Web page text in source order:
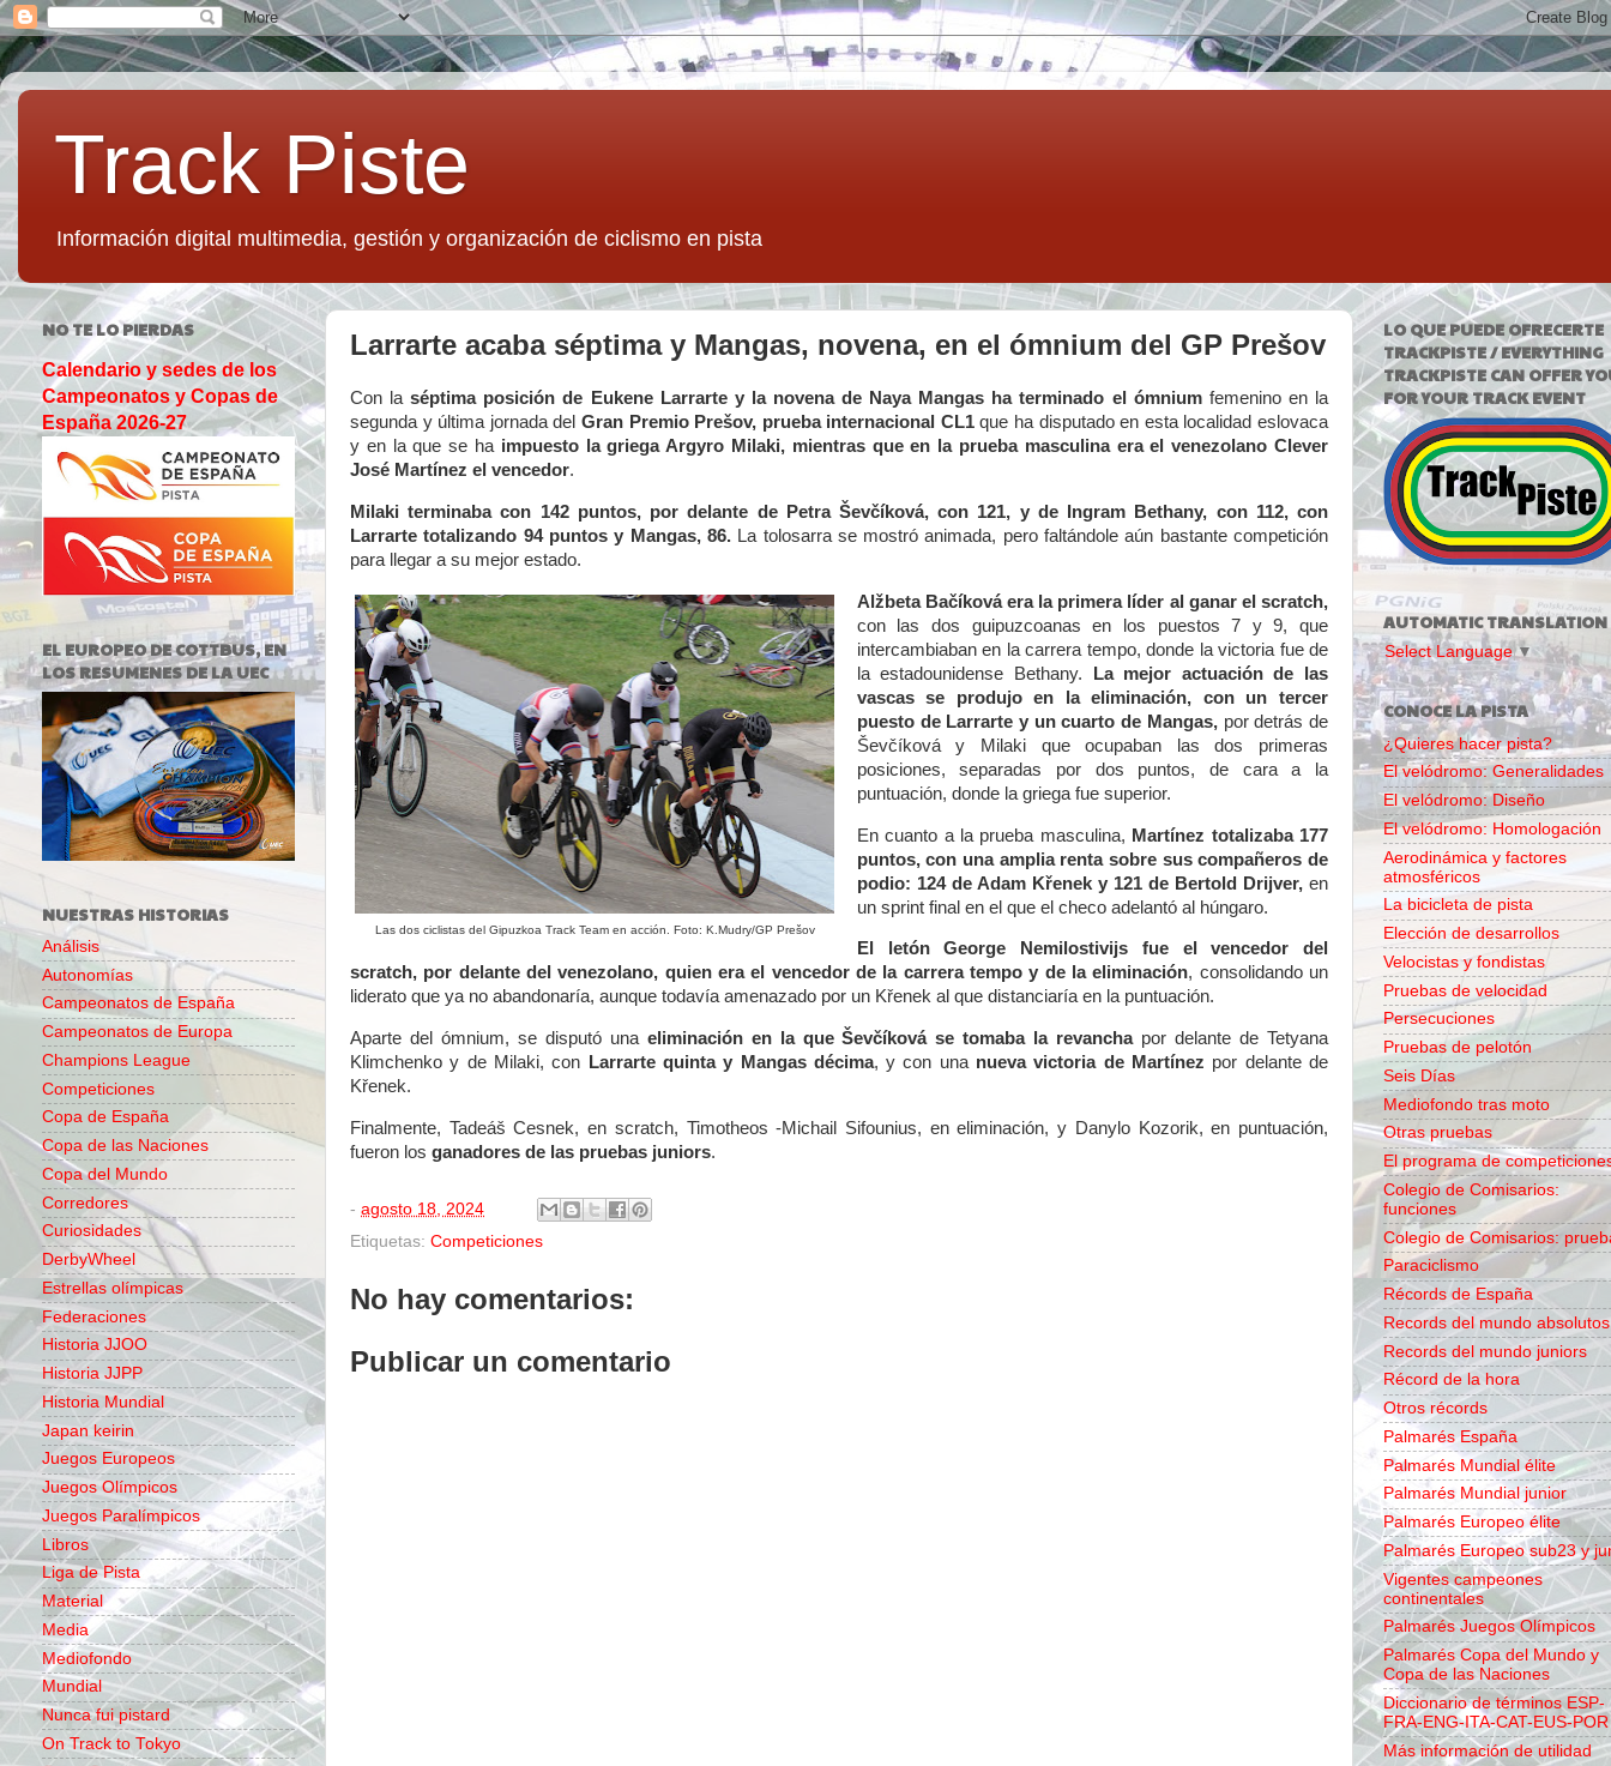
Track Piste
Información digital multimedia, gestión y organización de ciclismo en pista
Larrarte acaba séptima y Mangas, novena, en el ómnium del GP Prešov
Con laséptima posición de Eukene Larrarte y la novena de Naya Mangas ha terminado el ómnium femenino en la
segunda y última jornada del Gran Premio Prešov, prueba internacional CL1que ha disputado en esta localidad eslovaca
y en la que se ha impuesto la griega Argyro Milaki, mientras que en la prueba masculina era el venezolano Clever
José Martínez el vencedor.
Milaki terminaba con 142 puntos, por delante de Petra Ševčíková, con 121, y de Ingram Bethany, con 112, con
Larrarte totalizando 94 puntos y Mangas, 86.La tolosarra se mostró animada, pero faltándole aún bastante competición
para llegar a su mejor estado.
Las dos ciclistas del Gipuzkoa Track Team en acción. Foto: K.Mudry/GP Prešov
Alžbeta Bačíková era la primera líder al ganar el scratch,
con las dos guipuzcoanas en los puestos 7 y 9, que
intercambiaban en la carrera tempo, donde la victoria fue de
la estadounidense Bethany.
La mejor actuación de las
vascas se produjo en la eliminación, con un tercer
puesto de Larrarte y un cuarto de Mangas, por detrás de
Ševčíková y Milaki que ocupaban las dos primeras
posiciones, separadas por dos puntos, de cara a la
puntuación, donde la griega fue superior.
En cuanto a la prueba masculina, Martínez totalizaba 177
puntos, con una amplia renta sobre sus compañeros de
podio: 124 de Adam Křeneky 121 de Bertold Drijver,en
un sprint final en el que el checo adelantó al húngaro.
El letón George Nemilostivijs fue el vencedor del
scratch, por delante del venezolano, quien era el vencedor de la carrera tempo y de la eliminación, consolidando un
liderato que ya no abandonaría, aunque todavía amenazado por un Křenek al que distanciaría en la puntuación.
Aparte del ómnium, se disputó una eliminación en la que Ševčíková se tomaba la revanchapor delante de Tetyana
Klimchenko y de Milaki, con
Larrarte quinta y Mangas décima, y con una nueva victoria de Martínez por delante de
Křenek.
Finalmente, Tadeáš Cesnek, en scratch, Timotheos -Michail Sifounius, en eliminación, y Danylo Kozorik, en puntuación,
fueron los ganadores de las pruebas juniors.
- agosto 18, 2024
Etiquetas: Competiciones
No hay comentarios:
Publicar un comentario
NO TE LO PIERDAS
Calendario y sedes de los
Campeonatos y Copas de
España 2026-27
EL EUROPEO DE COTTBUS, EN
LOS RESUMENES DE LA UEC
NUESTRAS HISTORIAS
Análisis
Autonomías
Campeonatos de España
Campeonatos de Europa
Champions League
Competiciones
Copa de España
Copa de las Naciones
Copa del Mundo
Corredores
Curiosidades
DerbyWheel
Estrellas olímpicas
Federaciones
Historia JJOO
Historia JJPP
Historia Mundial
Japan keirin
Juegos Europeos
Juegos Olímpicos
Juegos Paralímpicos
Libros
Liga de Pista
Material
Media
Mediofondo
Mundial
Nunca fui pistard
On Track to Tokyo
LO QUE PUEDE OFRECERTE
TRACKPISTE / EVERYTHING
TRACKPISTE CAN OFFER
FOR YOUR TRACK EVENT
AUTOMATIC TRANSLATION
Select Language ▼
CONOCE LA PISTA
¿Quieres hacer pista?
El velódromo: Generalidades
El velódromo: Diseño
El velódromo: Homologación
Aerodinámica y factores
atmosféricos
La bicicleta de pista
Elección de desarrollos
Velocistas y fondistas
Pruebas de velocidad
Persecuciones
Pruebas de pelotón
Seis Días
Mediofondo tras moto
Otras pruebas
El programa de
Colegio de Comisarios:
funciones
Colegio de Comisarios:
Paraciclismo
Récords de España
Records del mundo absolutos
Records del mundo juniors
Récord de la hora
Otros récords
Palmarés España
Palmarés Mundial élite
Palmarés Mundial junior
Palmarés Europeo élite
Palmarés Europeo sub23 y
Vigentes campeones
continentales
Palmarés Juegos Olímpicos
Palmarés Copa del Mundo y
Copa de las Naciones
Diccionario de términos ESP-
FRA-ENG-ITA-CAT-EUS-POR
Más información de utilidad